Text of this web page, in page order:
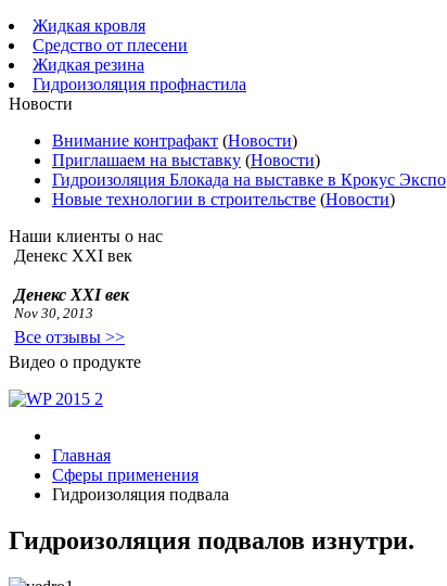
Жидкая кровля
Средство от плесени
Жидкая резина
Гидроизоляция профнастила
Новости
Внимание контрафакт (Новости)
Приглашаем на выставку (Новости)
Гидроизоляция Блокада на выставке в Крокус Экспо
Новые технологии в строительстве (Новости)
Наши клиенты о нас
Денекс XXI век
Денекс XXI век
Nov 30, 2013
Все отзывы >>
Видео о продукте
Главная
Сферы применения
Гидроизоляция подвала
Гидроизоляция подвалов изнутри.